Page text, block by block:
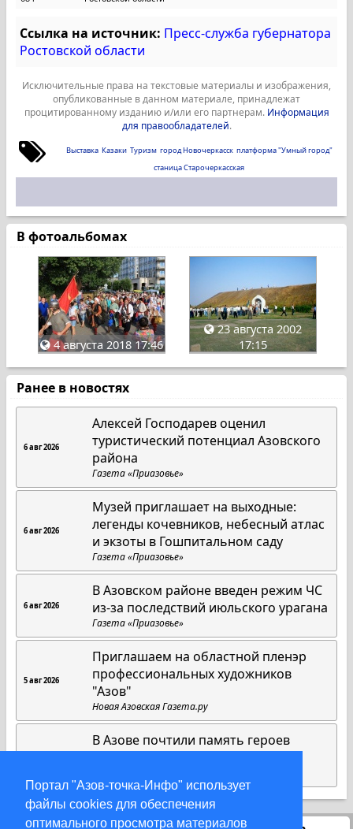
Портал "Азов-точка-Инфо" использует
файлы cookies для обеспечения
оптимального просмотра материалов
Ссылка на источник: Пресс-служба губернатора
Ростовской области
Исключительные права на текстовые материалы и изображения,
опубликованные в данном материале, принадлежат
процитированному изданию и/или его партнерам. Информация
для правообладателей.
Выставка Казаки Туризм город Новочеркасск платформа "Умный город"
станица Старочеркасская
В фотоальбомах
4 августа 2018 17:46
23 августа 2002
17:15
Ранее в новостях
6 авг 2026
Алексей Господарев оценил
туристический потенциал Азовского
района
Газета «Приазовье»
6 авг 2026
Музей приглашает на выходные:
легенды кочевников, небесный атлас
и экзоты в Гошпитальном саду
Газета «Приазовье»
6 авг 2026
В Азовском районе введен режим ЧС
из-за последствий июльского урагана
Газета «Приазовье»
5 авг 2026
Приглашаем на областной пленэр
профессиональных художников
"Азов"
Новая Азовская Газета.ру
В Азове почтили память героев